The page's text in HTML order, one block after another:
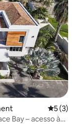
5 de
5 (3)
Bay – acesso à